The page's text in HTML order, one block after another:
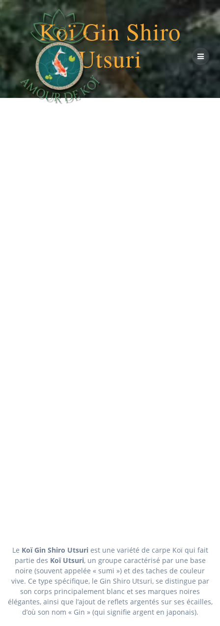
contenu
Koï Gin Shiro
Utsuri
Le Koï Gin Shiro Utsuriest une variété de carpe Koï qui fait
partie des Koï Utsuri, un groupe caractérisé par une base
noire (souvent appelée « sumi ») et des taches de couleur
vive. Ce type spécifique, le Gin Shiro Utsuri, se distingue par
son corps principalement blanc et ses marques noires
élégantes, ainsi que l’ajout de reflets argentés sur ses écailles,
d’où son nom « Gin » (qui signifie argent en japonais).